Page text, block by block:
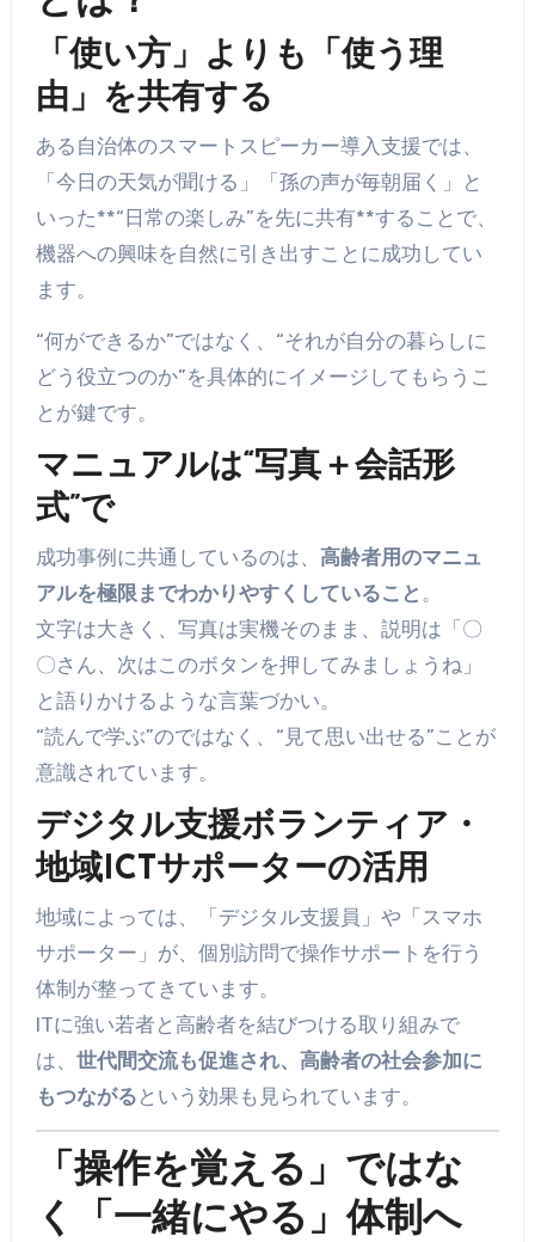
「使い方」よりも「使う理
由」を共有する
ある自治体のスマートスピーカー導入支援では、
「今日の天気が聞ける」「孫の声が毎朝届く」と
いった**“日常の楽しみ”を先に共有**することで、
機器への興味を自然に引き出すことに成功してい
ます。
“何ができるか”ではなく、“それが自分の暮らしに
どう役立つのか”を具体的にイメージしてもらうこ
とが鍵です。
マニュアルは“写真＋会話形
式”で
成功事例に共通しているのは、 高齢者用のマニュ
アルを極限までわかりやすくしていること 。
文字は大きく、写真は実機そのまま、説明は「〇
〇さん、次はこのボタンを押してみましょうね」
と語りかけるような言葉づかい。
“読んで学ぶ”のではなく、“見て思い出せる”ことが
意識されています。
デジタル支援ボランティア・
地域ICTサポーターの活用
地域によっては、「デジタル支援員」や「スマホ
サポーター」が、個別訪問で操作サポートを行う
体制が整ってきています。
ITに強い若者と高齢者を結びつける取り組みで
は、 世代間交流も促進され、高齢者の社会参加に
もつながる という効果も見られています。
「操作を覚える」ではな
く「一緒にやる」体制へ